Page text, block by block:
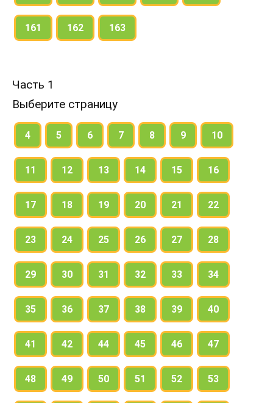
161 162 163
Часть 1
Выберите страницу
4 5 6 7 8 9 10
11 12 13 14 15 16
17 18 19 20 21 22
23 24 25 26 27 28
29 30 31 32 33 34
35 36 37 38 39 40
41 42 44 45 46 47
48 49 50 51 52 53